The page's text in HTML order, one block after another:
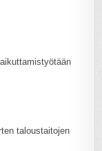
taloustaitojen